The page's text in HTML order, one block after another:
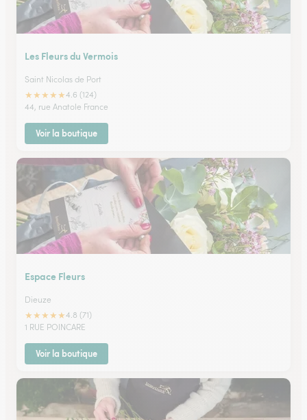
Les Fleurs du Vermois
Saint Nicolas de Port
★★★★★4.6 (124)
44, rue Anatole France
Voir la boutique
Espace Fleurs
Dieuze
★★★★★4.8 (71)
1 RUE POINCARE
Voir la boutique